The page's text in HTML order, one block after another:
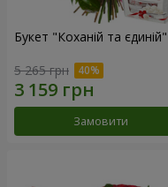
Букет "Коханій та єдиній"
5 265 грн
Замовити